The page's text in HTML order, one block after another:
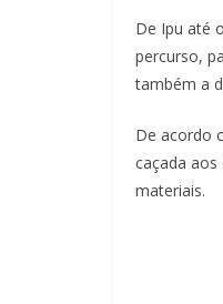
De Ipu até
percurso,
também a
De acordo
caçada aos
materiais.